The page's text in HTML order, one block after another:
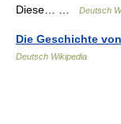
Diese… …
Deutsch
Die Geschichte
Deutsch Wikipedia